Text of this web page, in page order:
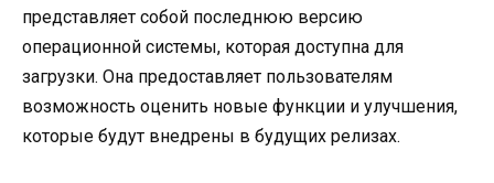
представляет собой последнюю версию
операционной системы, которая доступна для
загрузки. Она предоставляет пользователям
возможность оценить новые функции и улучшения,
которые будут внедрены в будущих релизах.